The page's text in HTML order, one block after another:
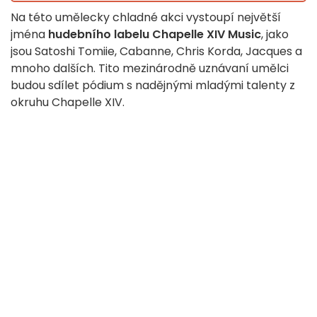
Na této umělecky chladné akci vystoupí největší
jména hudebního labelu Chapelle XIV Music, jako
jsou Satoshi Tomiie, Cabanne, Chris Korda, Jacques a
mnoho dalších. Tito mezinárodně uznávaní umělci
budou sdílet pódium s nadějnými mladými talenty z
okruhu Chapelle XIV.